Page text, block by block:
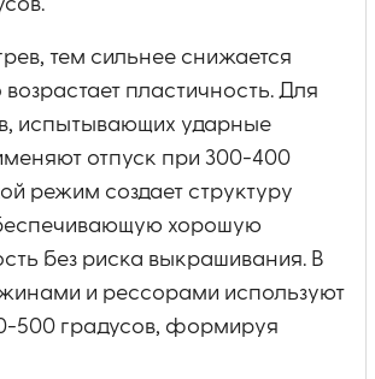
тем сильнее снижается
возрастает пластичность. Для
испытывающих ударные
отпуск при 300-400
режим создает структуру
хорошую
без риска выкрашивания. В
и рессорами используют
500 градусов, формируя